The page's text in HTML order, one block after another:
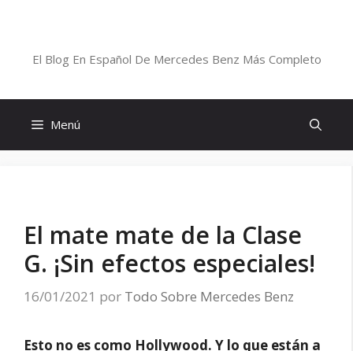
El Blog En Español De Mercedes Benz Más Completo
Menú
El mate mate de la Clase
G. ¡Sin efectos especiales!
16/01/2021 por Todo Sobre Mercedes Benz
Esto no es como Hollywood. Y lo que están a